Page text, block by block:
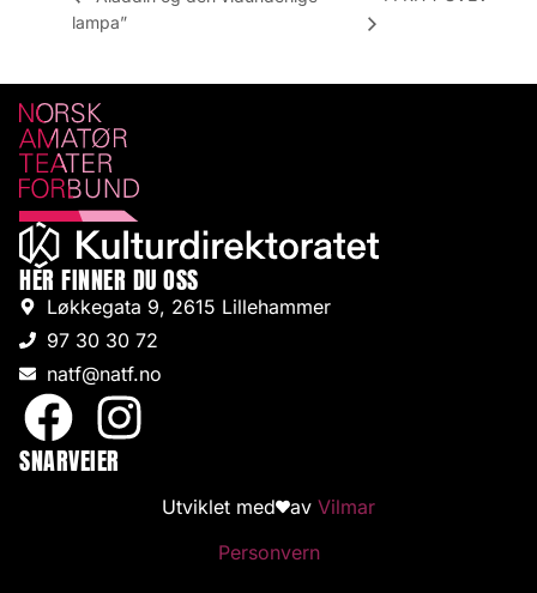
lampa”
HER FINNER DU OSS
Løkkegata 9, 2615 Lillehammer
97 30 30 72
natf@natf.no
SNARVEIER
Utviklet med av Vilmar
Personvern